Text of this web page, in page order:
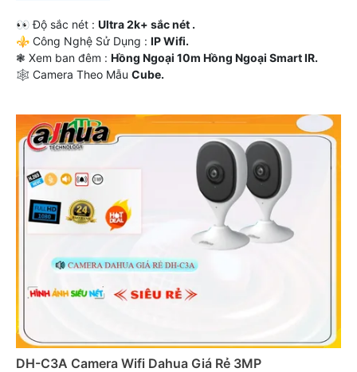
️👀 Độ sắc nét : Ultra 2k+ sắc nét .
⚜️ Công Nghệ Sử Dụng : IP Wifi.
❃ Xem ban đêm : Hồng Ngoại 10m Hồng Ngoại Smart IR.
🕸️ Camera Theo Mẫu Cube.
DH-C3A Camera Wifi Dahua Giá Rẻ 3MP